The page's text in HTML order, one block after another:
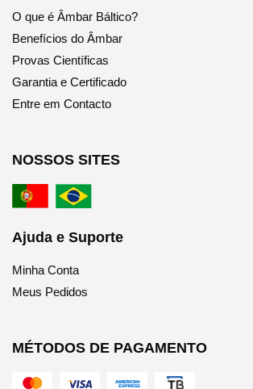
O que é Âmbar Báltico?
Benefícios do Âmbar
Provas Científicas
Garantia e Certificado
Entre em Contacto
NOSSOS SITES
Ajuda e Suporte
Minha Conta
Meus Pedidos
MÉTODOS DE PAGAMENTO